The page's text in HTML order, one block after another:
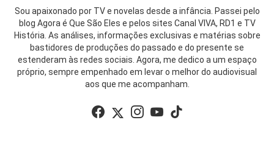
Sou apaixonado por TV e novelas desde a infância. Passei pelo
blog Agora é Que São Eles e pelos sites Canal VIVA, RD1 e TV
História. As análises, informações exclusivas e matérias sobre
bastidores de produções do passado e do presente se
estenderam às redes sociais. Agora, me dedico a um espaço
próprio, sempre empenhado em levar o melhor do audiovisual
aos que me acompanham.